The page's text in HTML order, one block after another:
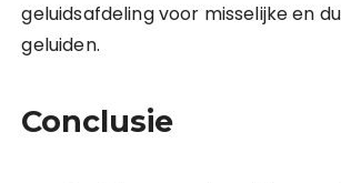
geluidsafdeling voor misselijke en
geluiden.
Conclusie